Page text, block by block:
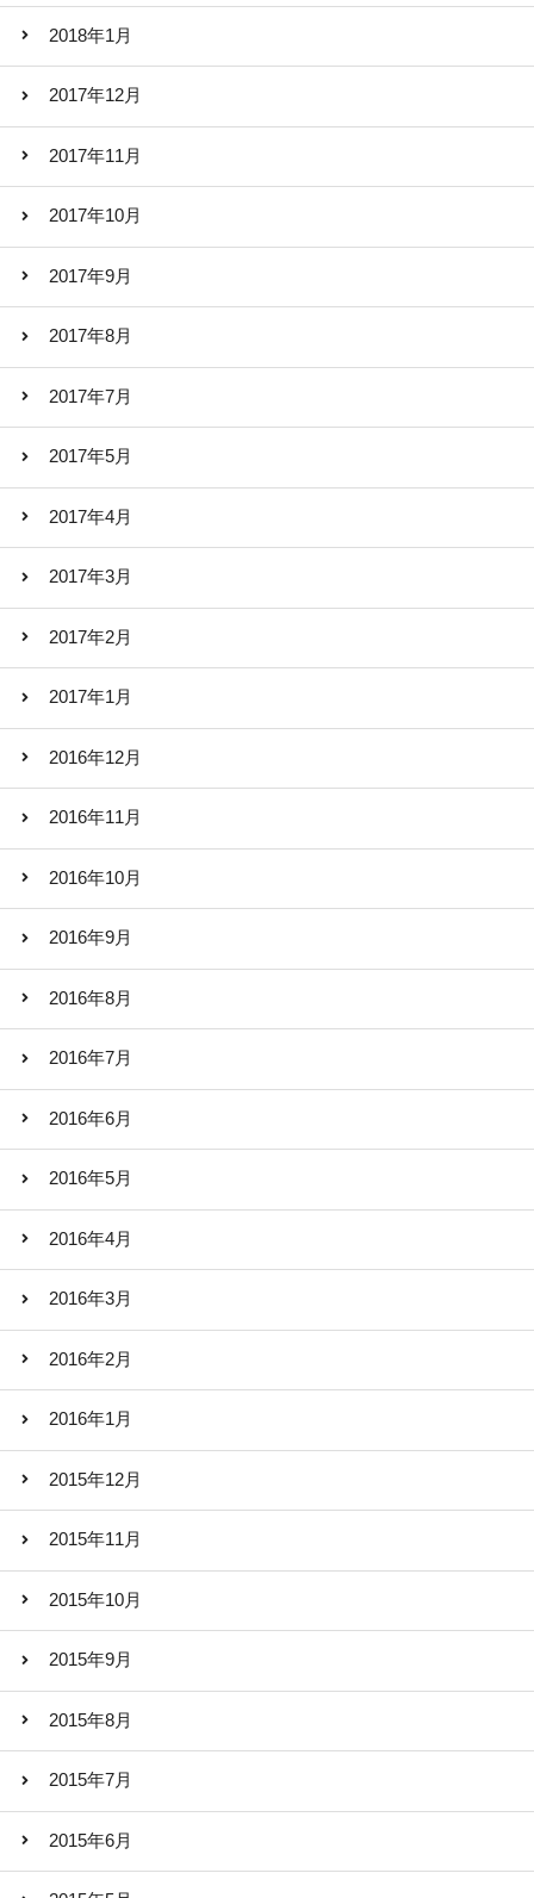
2018年1月
2017年12月
2017年11月
2017年10月
2017年9月
2017年8月
2017年7月
2017年5月
2017年4月
2017年3月
2017年2月
2017年1月
2016年12月
2016年11月
2016年10月
2016年9月
2016年8月
2016年7月
2016年6月
2016年5月
2016年4月
2016年3月
2016年2月
2016年1月
2015年12月
2015年11月
2015年10月
2015年9月
2015年8月
2015年7月
2015年6月